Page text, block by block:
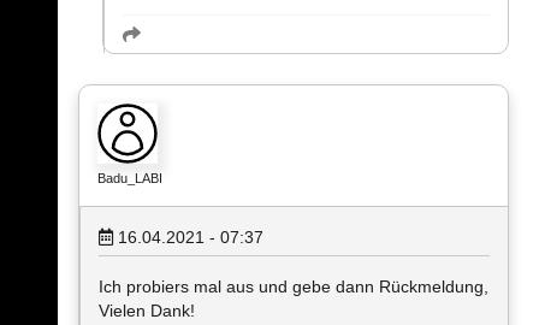
Badu_LABI
16.04.2021 - 07:37
Ich probiers mal aus und gebe dann Rückmeldung,
Vielen Dank!